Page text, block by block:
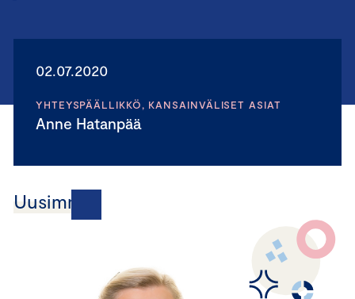
02.07.2020
YHTEYSPÄÄLLIKKÖ, KANSAINVÄLISET ASIAT
Anne Hatanpää
Uusimmat